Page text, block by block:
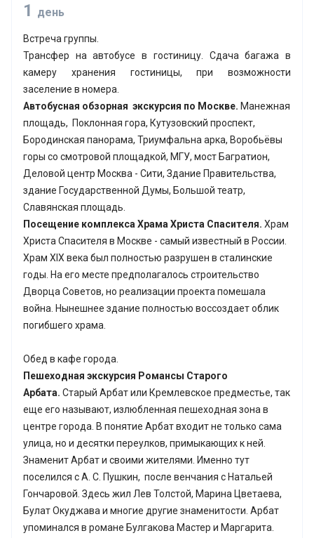
1 день
Встреча группы.
Трансфер на автобусе в гостиницу. Сдача багажа в
камеру хранения гостиницы, при возможности
заселение в номера.
Автобусная обзорная экскурсия по Москве. Манежная
площадь, Поклонная гора, Кутузовский проспект,
Бородинская панорама, Триумфальна арка, Воробьёвы
горы со смотровой площадкой, МГУ, мост Багратион,
Деловой центр Москва - Сити, Здание Правительства,
здание Государственной Думы, Большой театр,
Славянская площадь.
Посещение комплекса Храма Христа Спасителя. Храм
Христа Спасителя в Москве - самый известный в России.
Храм ХIХ века был полностью разрушен в сталинские
годы. На его месте предполагалось строительство
Дворца Советов, но реализации проекта помешала
война. Нынешнее здание полностью воссоздает облик
погибшего храма.
Обед в кафе города.
Пешеходная экскурсия Романсы Старого
Арбата. Старый Арбат или Кремлевское предместье, так
еще его называют, излюбленная пешеходная зона в
центре города. В понятие Арбат входит не только сама
улица, но и десятки переулков, примыкающих к ней.
Знаменит Арбат и своими жителями. Именно тут
поселился с А. С. Пушкин, после венчания с Натальей
Гончаровой. Здесь жил Лев Толстой, Марина Цветаева,
Булат Окуджава и многие другие знаменитости. Арбат
упоминался в романе Булгакова Мастер и Маргарита.